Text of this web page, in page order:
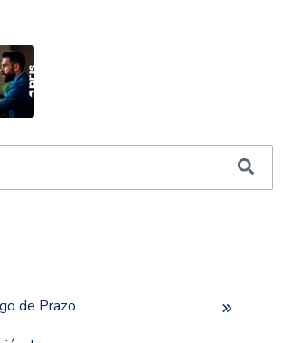
pesquisa com recurso de sugestão automática
de Prazo